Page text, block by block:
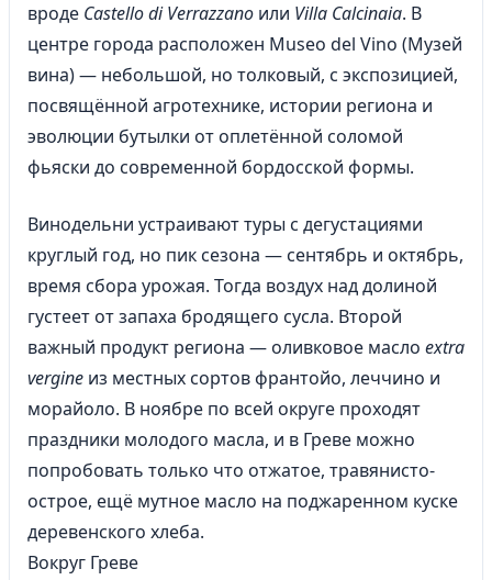
вроде Castello di Verrazzano или Villa Calcinaia. В
центре города расположен Museo del Vino (Музей
вина) — небольшой, но толковый, с экспозицией,
посвящённой агротехнике, истории региона и
эволюции бутылки от оплетённой соломой
фьяски до современной бордосской формы.
Винодельни устраивают туры с дегустациями
круглый год, но пик сезона — сентябрь и октябрь,
время сбора урожая. Тогда воздух над долиной
густеет от запаха бродящего сусла. Второй
важный продукт региона — оливковое масло extra
vergine из местных сортов франтойо, леччино и
морайоло. В ноябре по всей округе проходят
праздники молодого масла, и в Греве можно
попробовать только что отжатое, травянисто-
острое, ещё мутное масло на поджаренном куске
деревенского хлеба.
Вокруг Греве